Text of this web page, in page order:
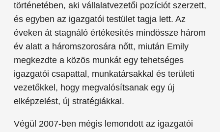
történetében, aki vállalatvezetői pozíciót szerzett,
és egyben az igazgatói testület tagja lett. Az
éveken át stagnáló értékesítés mindössze három
év alatt a háromszorosára nőtt, miután Emily
megkezdte a közös munkát egy tehetséges
igazgatói csapattal, munkatársakkal és területi
vezetőkkel, hogy megvalósítsanak egy új
elképzelést, új stratégiákkal.
Végül 2007-ben mégis lemondott az igazgatói